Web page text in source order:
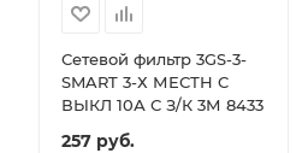
Сетевой фильтр 3GS-3-
SMART 3-Х МЕСТН C
ВЫКЛ 10А С З/К 3М 8433
257руб.